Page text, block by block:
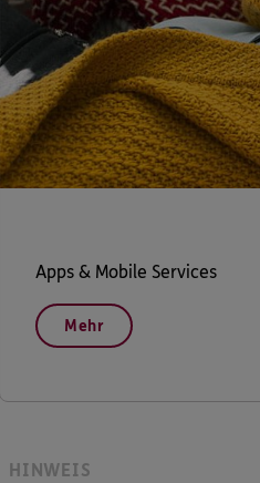
Apps & Mobile Services
Mehr
HINWEIS